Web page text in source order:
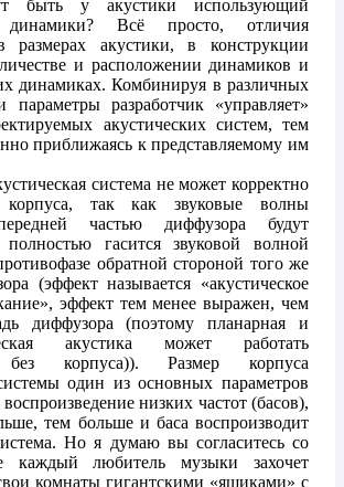
быть у акустики использующий
динамики? Всё просто, отличия
размерах акустики, в конструкции
и расположении динамиков и
динамиках. Комбинируя в различных
параметры разработчик «управляет»
акустических систем, тем
приближаясь к представляемому им
система не может корректно
корпуса, так как звуковые волны
частью диффузора будут
гасится звуковой волной
обратной стороной того же
(эффект называется «акустическое
эффект тем менее выражен, чем
диффузора (поэтому планарная и
акустика может работать
без корпуса)). Размер корпуса
один из основных параметров
низких частот (басов),
тем больше и баса воспроизводит
Но я думаю вы согласитесь со
любитель музыки захочет
комнаты гигантскими «ящиками» с